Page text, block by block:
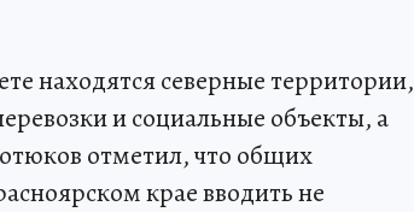
находятся северные территории,
и социальные объекты, а
отметил, что общих
крае вводить не